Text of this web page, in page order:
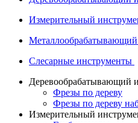
Измерительный
Слесарные инструменты
Деревообрабатывающий
Фрезы по дереву
Фрезы по дереву
Измерительный